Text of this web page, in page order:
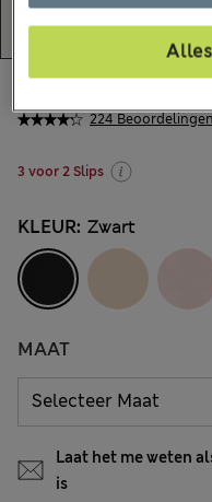
224 Beoordelingen
€23,00
3 voor 2 Slips
KLEUR: Zwart
MAAT
Laat het me weten
is